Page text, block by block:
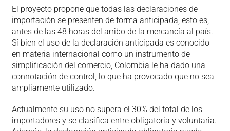
El proyecto propone que todas las declaraciones de
importación se presenten de forma anticipada, esto es,
antes de las 48 horas del arribo de la mercancía al país.
Sí bien el uso de la declaración anticipada es conocido
en materia internacional como un instrumento de
simplificación del comercio, Colombia le ha dado una
connotación de control, lo que ha provocado que no sea
ampliamente utilizado.
Actualmente su uso no supera el 30% del total de los
importadores y se clasifica entre obligatoria y voluntaria.